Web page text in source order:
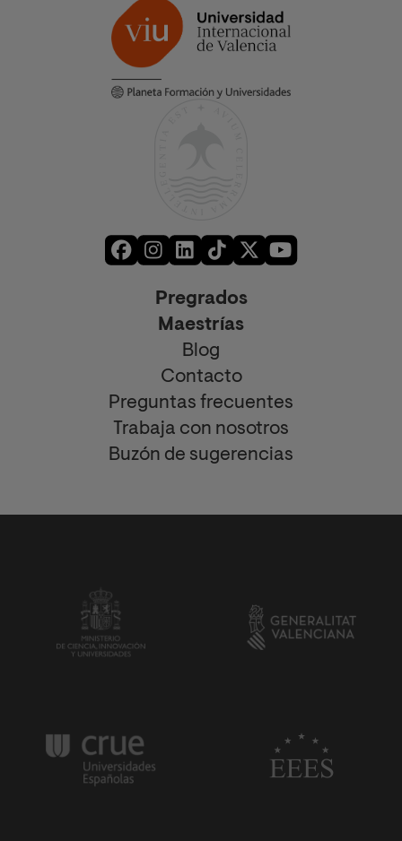
Pregrados
Maestrías
Blog
Contacto
Preguntas frecuentes
Trabaja con nosotros
Buzón de sugerencias